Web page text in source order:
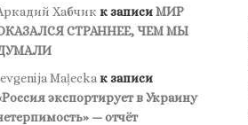
Хабчик к записиМИР
СТРАННЕЕ, ЧЕМ МЫ
Maļecka к записи
экспортирует в Украину
— отчёт